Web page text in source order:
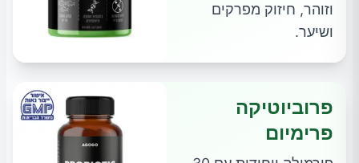
וזוהר, חיזוק מפרקים
ושיער.
פרוביוטיקה
פרימיום